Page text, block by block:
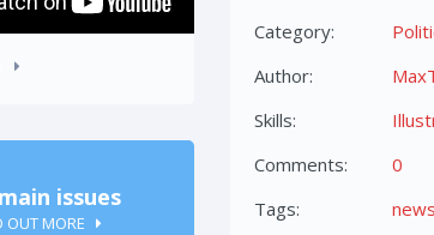
Category:
Author:
Skills:
Comments:
0
Tags:
news
issues
OUT MORE